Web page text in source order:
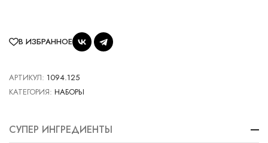
В ИЗБРАННОЕ
АРТИКУЛ: 1094.125
КАТЕГОРИЯ: НАБОРЫ
СУПЕР ИНГРЕДИЕНТЫ